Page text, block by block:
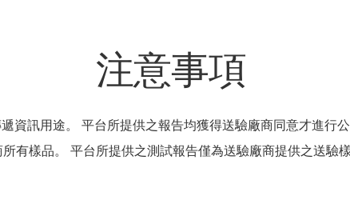
注意事項
資訊用途。 平台所提供之報告均獲得送驗廠商同意才進行
有樣品。 平台所提供之測試報告僅為送驗廠商提供之送驗